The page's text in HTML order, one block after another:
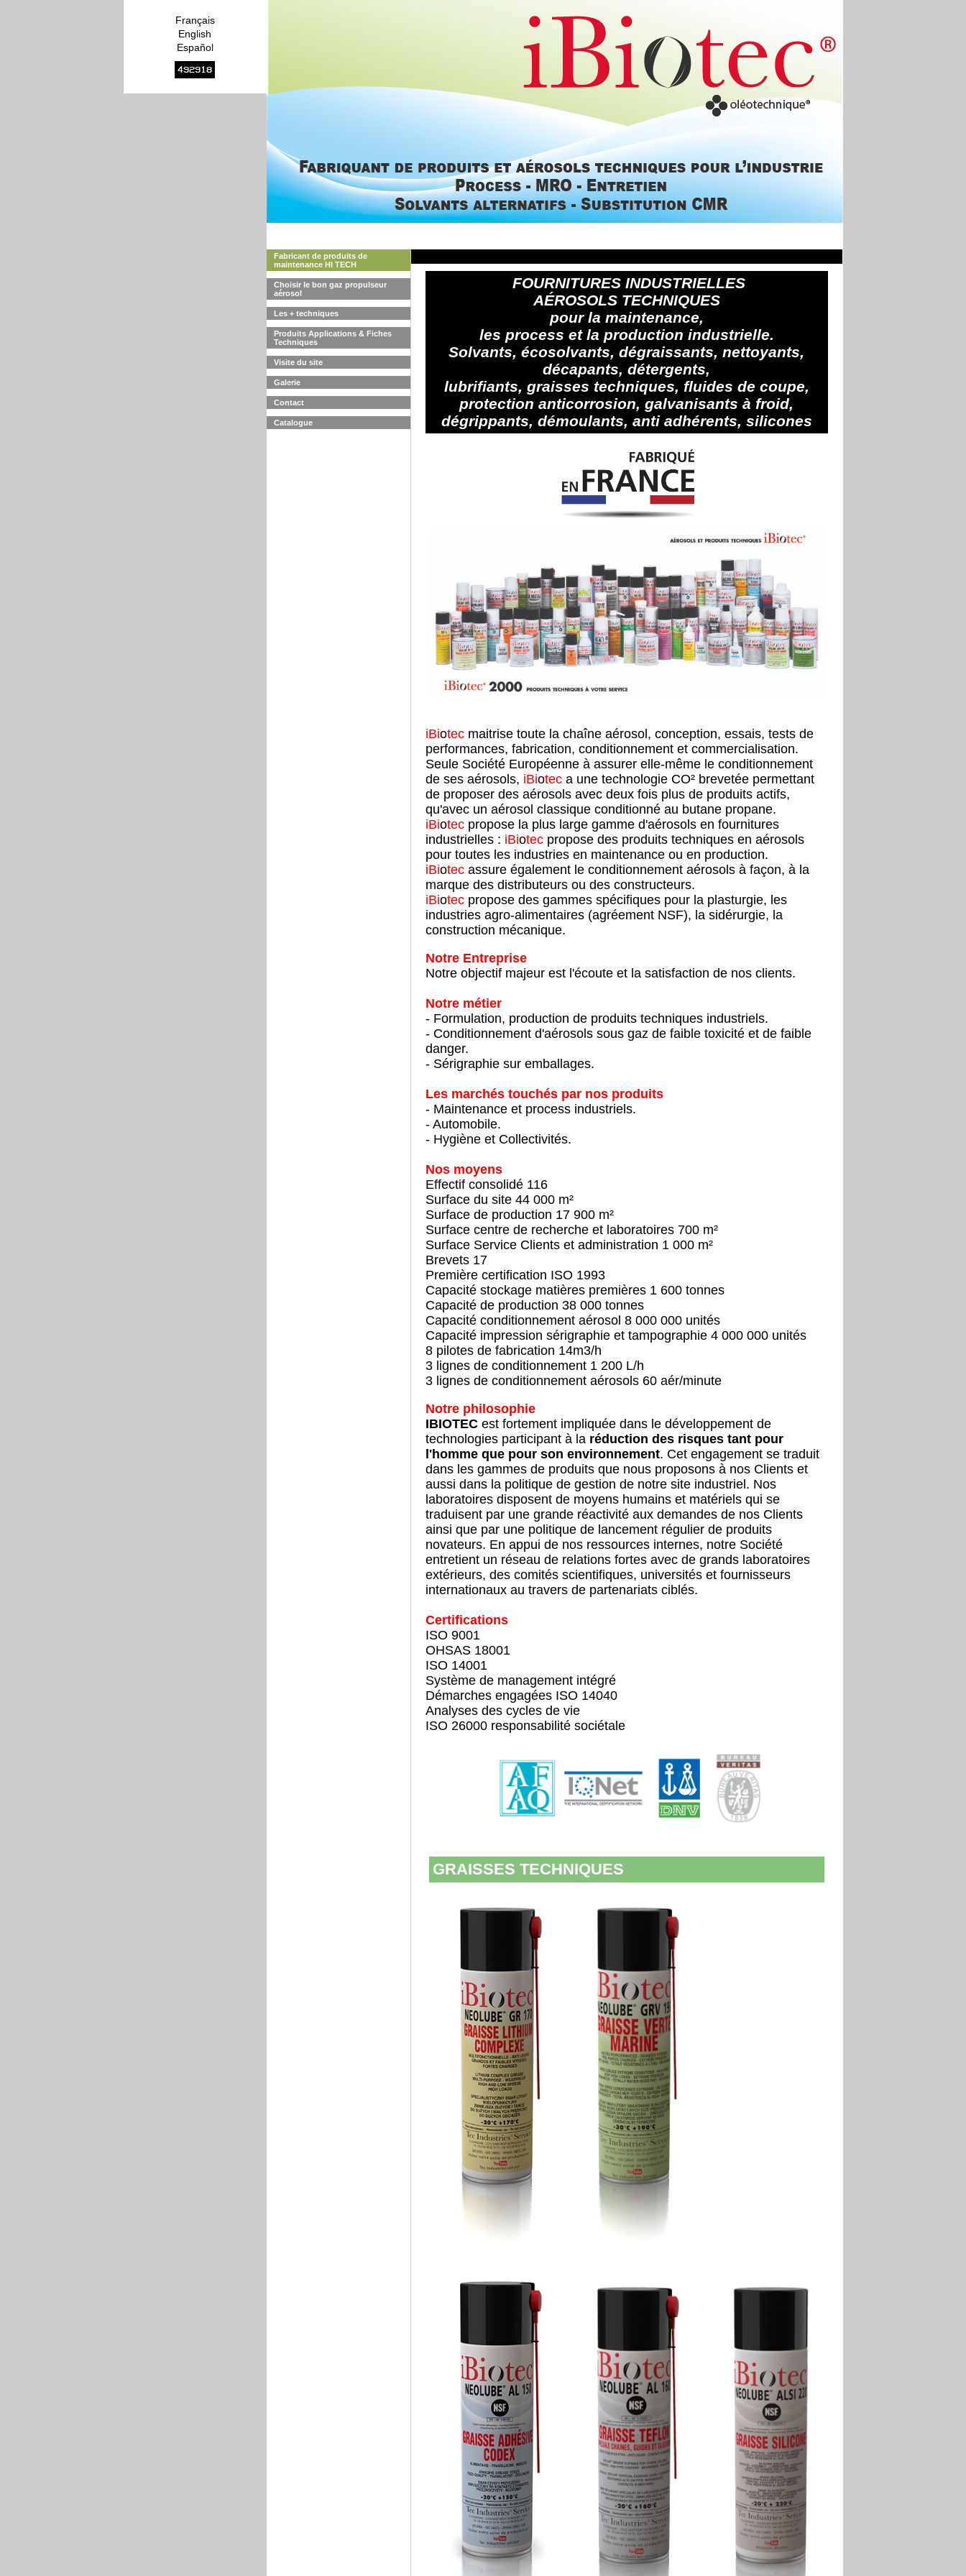
Français
English
Español
492918
Fabricant de produits de
maintenance HI TECH
Choisir le bon gaz propulseur
aérosol
Les + techniques
Produits Applications & Fiches
Techniques
Visite du site
Galerie
Contact
Catalogue
FOURNITURES INDUSTRIELLES
AÉROSOLS TECHNIQUES
pour la maintenance,
les process et la production industrielle.
Solvants, écosolvants, dégraissants, nettoyants,
décapants, détergents,
lubrifiants, graisses techniques, fluides de coupe,
protection anticorrosion, galvanisants à froid,
dégrippants, démoulants, anti adhérents, silicones
iBiotec maitrise toute la chaîne aérosol, conception, essais, tests de
performances, fabrication, conditionnement et commercialisation.
Seule Société Européenne à assurer elle-même le conditionnement
de ses aérosols, iBioteca une technologie CO² brevetée permettant
de proposer des aérosols avec deux fois plus de produits actifs,
qu'avec un aérosol classique conditionné au butane propane.
iBiotec propose la plus large gamme d'aérosols en fournitures
industrielles : iBiotecpropose des produits techniques en aérosols
pour toutes les industries en maintenance ou en production.
iBiotecassure également le conditionnement aérosols à façon, à la
marque des distributeurs ou des constructeurs.
iBiotec propose des gammes spécifiques pour la plasturgie, les
industries agro-alimentaires (agréement NSF), la sidérurgie, la
construction mécanique.
Notre Entreprise
Notre objectif majeur est l'écoute et la satisfaction de nos clients.
Notre métier
- Formulation, production de produits techniques industriels.
- Conditionnement d'aérosols sous gaz de faible toxicité et de faible
danger.
- Sérigraphie sur emballages.
Les marchés touchés par nos produits
- Maintenance et process industriels.
- Automobile.
- Hygiène et Collectivités.
Nos moyens
Effectif consolidé 116
Surface du site 44 000 m²
Surface de production 17 900 m²
Surface centre de recherche et laboratoires 700 m²
Surface Service Clients et administration 1 000 m²
Brevets 17
Première certification ISO 1993
Capacité stockage matières premières 1 600 tonnes
Capacité de production 38 000 tonnes
Capacité conditionnement aérosol 8 000 000 unités
Capacité impression sérigraphie et tampographie 4 000 000 unités
8 pilotes de fabrication 14m3/h
3 lignes de conditionnement 1 200 L/h
3 lignes de conditionnement aérosols 60 aér/minute
Notre philosophie
IBIOTECest fortement impliquée dans le développement de
technologies participant à la réduction des risques tant pour
l'homme que pour son environnement. Cet engagement se traduit
dans les gammes de produits que nous proposons à nos Clients et
aussi dans la politique de gestion de notre site industriel. Nos
laboratoires disposent de moyens humains et matériels qui se
traduisent par une grande réactivité aux demandes de nos Clients
ainsi que par une politique de lancement régulier de produits
novateurs. En appui de nos ressources internes, notre Société
entretient un réseau de relations fortes avec de grands laboratoires
extérieurs, des comités scientifiques, universités et fournisseurs
internationaux au travers de partenariats ciblés.
Certifications
ISO 9001
OHSAS 18001
ISO 14001
Système de management intégré
Démarches engagées ISO 14040
Analyses des cycles de vie
ISO 26000 responsabilité sociétale
GRAISSES TECHNIQUES